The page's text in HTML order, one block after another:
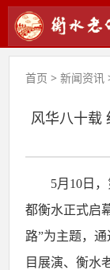
首页 >新闻资讯
风华八十载
5月 10 日
都衡水正式启
路”为主题，
目展演、衡水